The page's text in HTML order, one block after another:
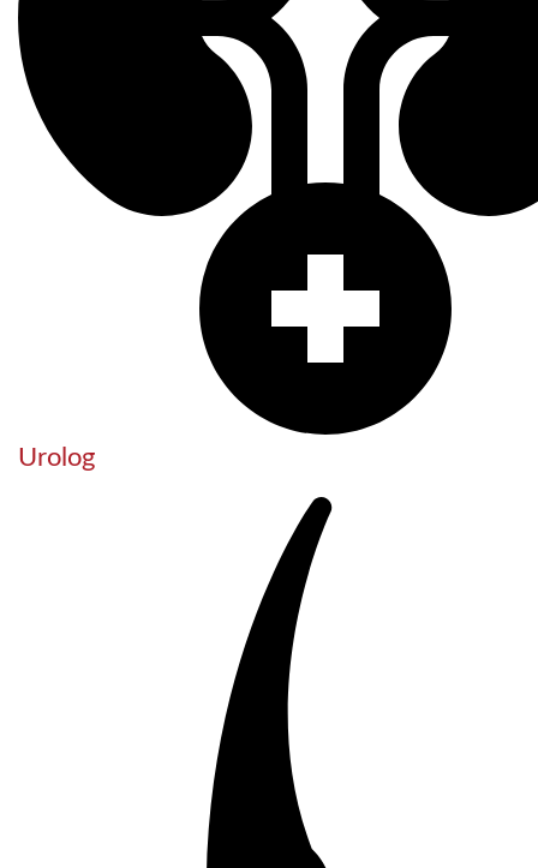
Urolog